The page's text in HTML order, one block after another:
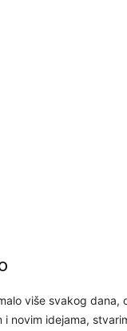
više svakog
i novim idejama,